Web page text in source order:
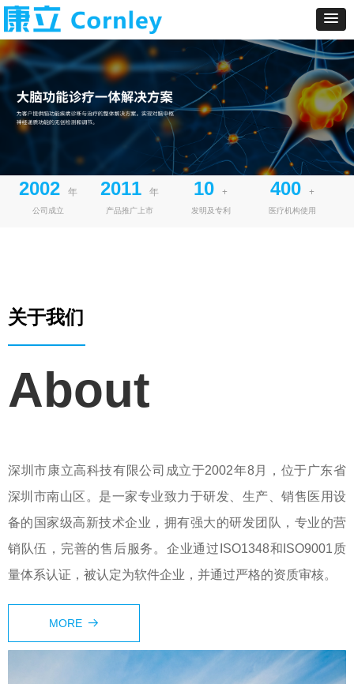
2002 年
公司成立
2011 年
产品推广上市
10 +
发明及专利
400 +
医疗机构使用
深圳市康立高科技有限公司成立于2002年8月，位于广东省
深圳市南山区。是一家专业致力于研发、生产、销售医用设
备的国家级高新技术企业，拥有强大的研发团队，专业的营
销队伍，完善的售后服务。企业通过ISO1348和ISO9001质
量体系认证，被认定为软件企业，并通过严格的资质审核。
About
MORE 뀠
关于我们